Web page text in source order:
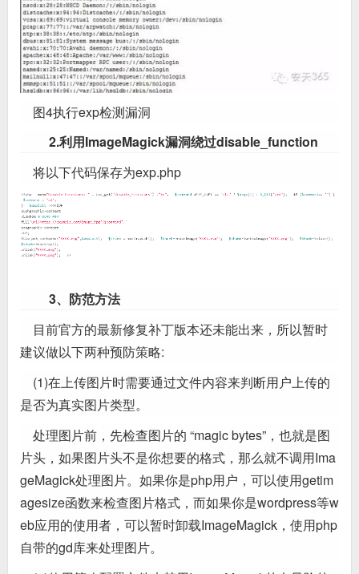
图4执行exp检测漏洞
2.利用ImageMagick漏洞绕过disable_function
将以下代码保存为exp.php
3、防范方法
目前官方的最新修复补丁版本还未能出来，所以暂时
建议做以下两种预防策略:
(1)在上传图片时需要通过文件内容来判断用户上传的
是否为真实图片类型。
处理图片前，先检查图片的 “magic bytes”，也就是图
片头，如果图片头不是你想要的格式，那么就不调用Ima
geMagick处理图片。如果你是php用户，可以使用getim
agesize函数来检查图片格式，而如果你是wordpress等w
eb应用的使用者，可以暂时卸载ImageMagick，使用php
自带的gd库来处理图片。